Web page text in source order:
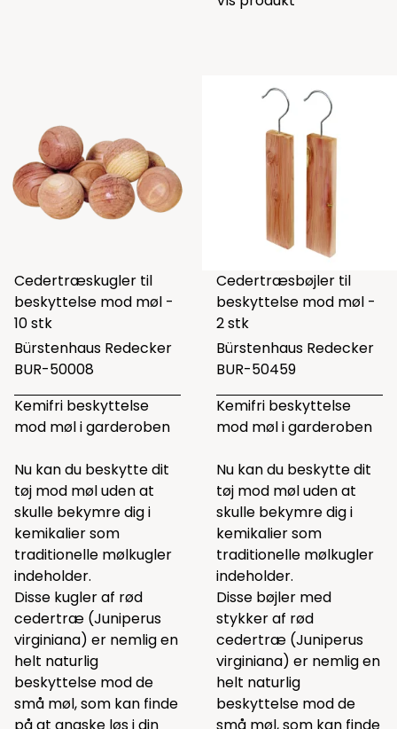
Cedertræskugler til
beskyttelse mod møl -
10 stk
Bürstenhaus Redecker
BUR-50008
Kemifri beskyttelse
mod møl i garderoben
Nu kan du beskytte dit
tøj mod møl uden at
skulle bekymre dig i
kemikalier som
traditionelle mølkugler
indeholder.
Disse kugler af rød
cedertræ (Juniperus
virginiana) er nemlig en
helt naturlig
beskyttelse mod de
små møl, som kan finde
på at gnaske løs i din
Cedertræsbøjler til
beskyttelse mod møl -
2 stk
Bürstenhaus Redecker
BUR-50459
Kemifri beskyttelse
mod møl i garderoben
Nu kan du beskytte dit
tøj mod møl uden at
skulle bekymre dig i
kemikalier som
traditionelle mølkugler
indeholder.
Disse bøjler med
stykker af rød
cedertræ (Juniperus
virginiana) er nemlig en
helt naturlig
beskyttelse mod de
små møl, som kan finde